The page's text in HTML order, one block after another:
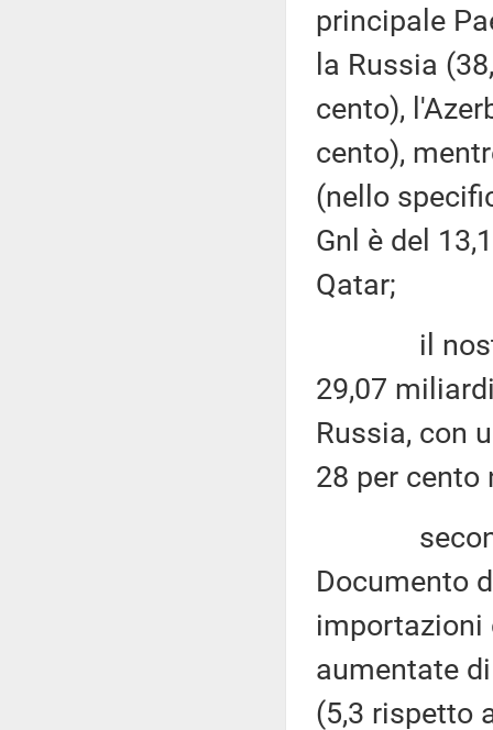
principale
la Russia
cento),
cento),
(nello
Gnl è del
Qatar;
il nostro
29,07
Russia, con
28 per cento
secondo
Documento
importazioni
aumentate
(5,3 rispetto